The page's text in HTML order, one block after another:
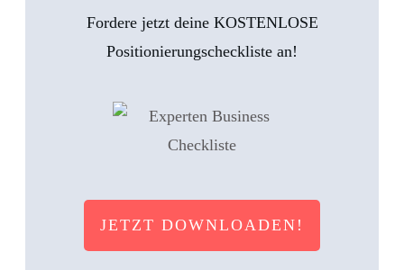
Fordere jetzt deine KOSTENLOSE
Positionierungscheckliste an!
JETZT DOWNLOADEN!